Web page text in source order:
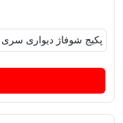
پکیج‌ شوفاژ دیواری سری A32FF